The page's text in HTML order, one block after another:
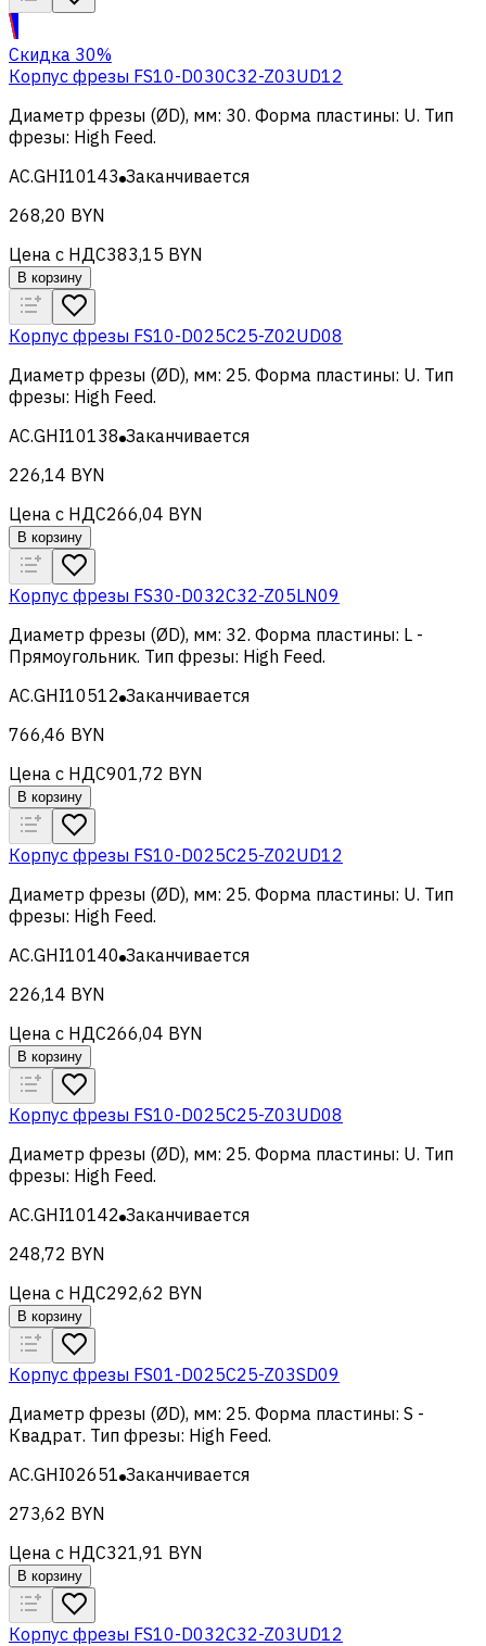
Скидка 30%
Корпус фрезы FS10-D030C32-Z03UD12
Диаметр фрезы (ØD), мм: 30. Форма пластины: U. Тип
фрезы: High Feed.
AC.GHI10143 Заканчивается
268,20 BYN
Цена с НДС383,15 BYN
В корзину
Корпус фрезы FS10-D025C25-Z02UD08
Диаметр фрезы (ØD), мм: 25. Форма пластины: U. Тип
фрезы: High Feed.
AC.GHI10138 Заканчивается
226,14 BYN
Цена с НДС266,04 BYN
В корзину
Корпус фрезы FS30-D032C32-Z05LN09
Диаметр фрезы (ØD), мм: 32. Форма пластины: L -
Прямоугольник. Тип фрезы: High Feed.
AC.GHI10512 Заканчивается
766,46 BYN
Цена с НДС901,72 BYN
В корзину
Корпус фрезы FS10-D025C25-Z02UD12
Диаметр фрезы (ØD), мм: 25. Форма пластины: U. Тип
фрезы: High Feed.
AC.GHI10140 Заканчивается
226,14 BYN
Цена с НДС266,04 BYN
В корзину
Корпус фрезы FS10-D025C25-Z03UD08
Диаметр фрезы (ØD), мм: 25. Форма пластины: U. Тип
фрезы: High Feed.
AC.GHI10142 Заканчивается
248,72 BYN
Цена с НДС292,62 BYN
В корзину
Корпус фрезы FS01-D025C25-Z03SD09
Диаметр фрезы (ØD), мм: 25. Форма пластины: S -
Квадрат. Тип фрезы: High Feed.
AC.GHI02651 Заканчивается
273,62 BYN
Цена с НДС321,91 BYN
В корзину
Корпус фрезы FS10-D032C32-Z03UD12